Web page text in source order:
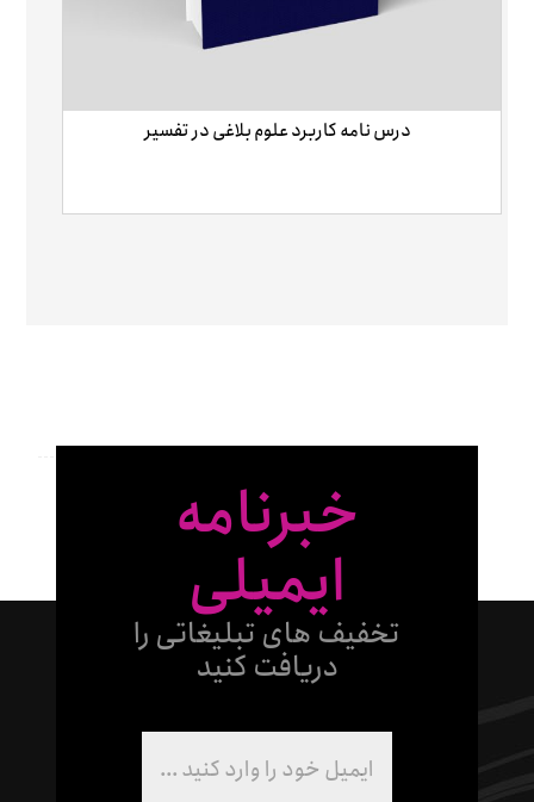
درس نامه کاربرد علوم بلاغی در تفسیر
خبرنامه
ایمیلی
تخفیف های تبلیغاتی را
دریافت کنید